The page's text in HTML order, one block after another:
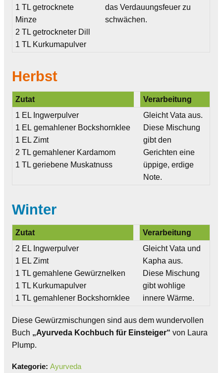
1 TL getrocknete
Minze
2 TL getrockneter Dill
1 TL Kurkumapulver
das Verdauungsfeuer zu
schwächen.
Herbst
Zutat
Verarbeitung
1 EL Ingwerpulver
1 EL gemahlener Bockshornklee
1 EL Zimt
2 TL gemahlener Kardamom
1 TL geriebene Muskatnuss
Gleicht Vata aus.
Diese Mischung
gibt den
Gerichten eine
üppige, erdige
Note.
Winter
Zutat
Verarbeitung
2 EL Ingwerpulver
1 EL Zimt
1 TL gemahlene Gewürznelken
1 TL Kurkumapulver
1 TL gemahlener Bockshornklee
Gleicht Vata und
Kapha aus.
Diese Mischung
gibt wohlige
innere Wärme.
Diese Gewürzmischungen sind aus dem wundervollen
Buch „Ayurveda Kochbuch für Einsteiger“ von Laura
Plump.
Kategorie: Ayurveda